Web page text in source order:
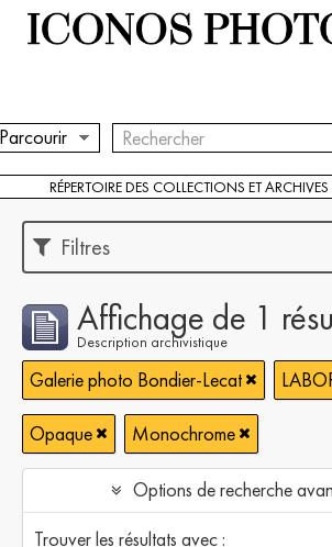
RÉPERTOIRE DES COLLECTIONS ET
Filtres
Affichage de 1
Description archivistique
Galerie photo Bondier-Lecat
Opaque Monochrome
Options de recherche
Trouver les résultats avec :